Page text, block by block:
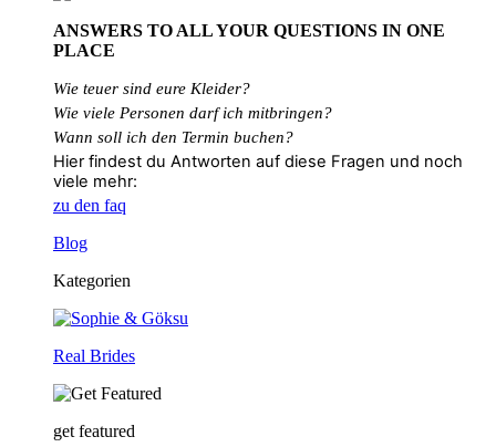
ANSWERS TO ALLYOUR QUESTIONS IN ONE
PLACE
Wie teuer sind eure Kleider?
Wie viele Personen darf ich mitbringen?
Wann soll ich den Termin buchen?
Hier findest du Antworten auf diese Fragen und noch
viele mehr:
zu den faq
Blog
Kategorien
Real Brides
get featured